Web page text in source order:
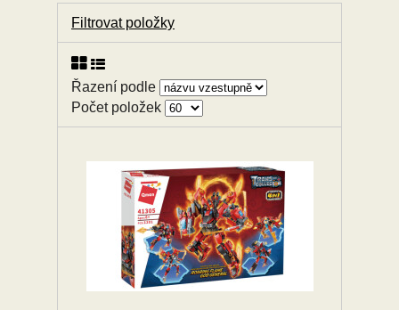
Filtrovat položky
Řazení podle
Počet položek